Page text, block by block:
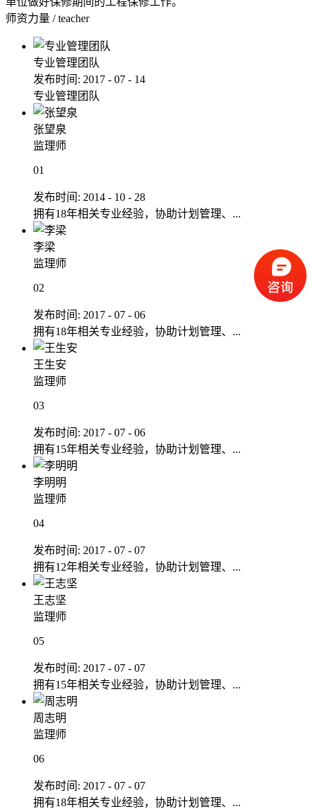
师资力量 / teacher
专业管理团队
发布时间: 2017 - 07 - 14
专业管理团队
张望泉
监理师
01
发布时间: 2014 - 10 - 28
拥有18年相关专业经验，协助计划管理、...
李梁
监理师
02
发布时间: 2017 - 07 - 06
拥有18年相关专业经验，协助计划管理、...
王生安
监理师
03
发布时间: 2017 - 07 - 06
拥有15年相关专业经验，协助计划管理、...
李明明
监理师
04
发布时间: 2017 - 07 - 07
拥有12年相关专业经验，协助计划管理、...
王志坚
监理师
05
发布时间: 2017 - 07 - 07
拥有15年相关专业经验，协助计划管理、...
周志明
监理师
06
发布时间: 2017 - 07 - 07
拥有18年相关专业经验，协助计划管理、...